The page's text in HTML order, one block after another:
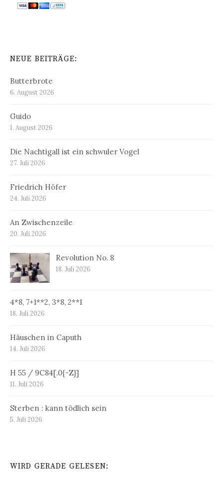
NEUE BEITRÄGE:
Butterbrote
6. August 2026
Guido
1. August 2026
Die Nachtigall ist ein schwuler Vogel
27. Juli 2026
Friedrich Höfer
24. Juli 2026
An Zwischenzeile
20. Juli 2026
Revolution No. 8
18. Juli 2026
4*8, 7+1**2, 3*8, 2**1
18. Juli 2026
Häuschen in Caputh
14. Juli 2026
H 55 / 9C84[.0{-Z}]
11. Juli 2026
Sterben : kann tödlich sein
5. Juli 2026
WIRD GERADE GELESEN: